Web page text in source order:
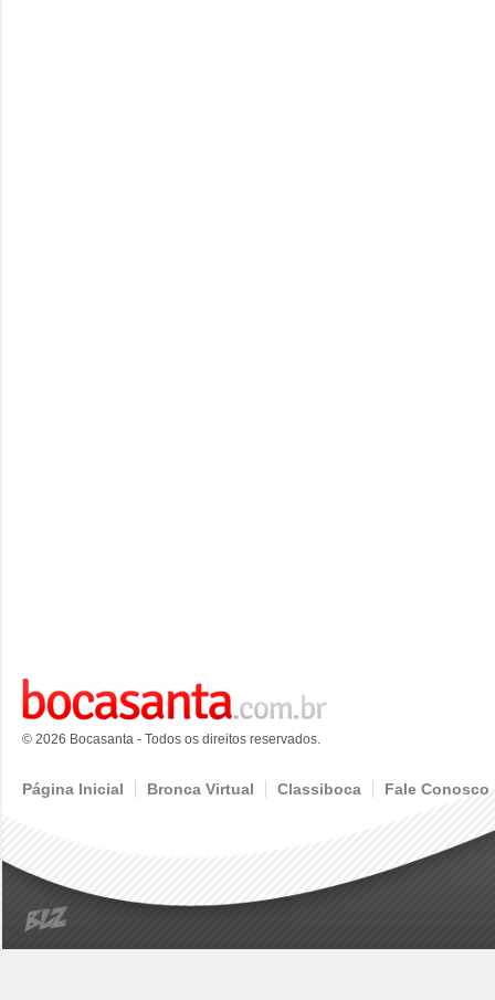
© 2026 Bocasanta - Todos os direitos reservados.
Página Inicial Bronca Virtual Classiboca Fale Conosco